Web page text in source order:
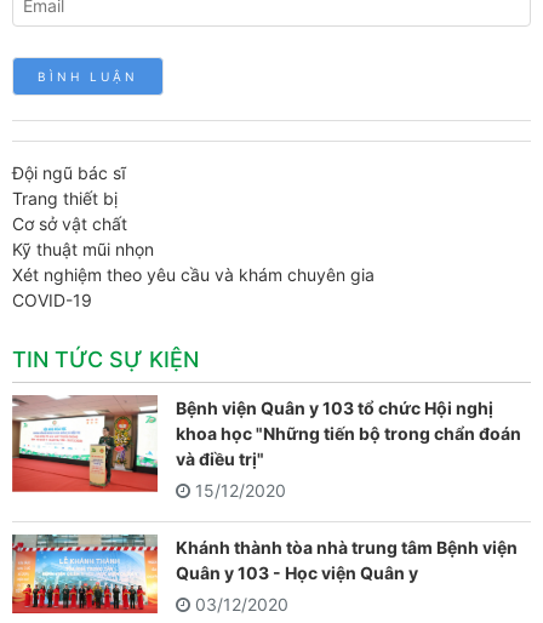
Đội ngũ bác sĩ
Trang thiết bị
Cơ sở vật chất
Kỹ thuật mũi nhọn
Xét nghiệm theo yêu cầu và khám chuyên gia
COVID-19
TIN TỨC SỰ KIỆN
Bệnh viện Quân y 103 tổ chức Hội nghị
khoa học "Những tiến bộ trong chẩn đoán
và điều trị"
15/12/2020
Khánh thành tòa nhà trung tâm Bệnh viện
Quân y 103 - Học viện Quân y
03/12/2020